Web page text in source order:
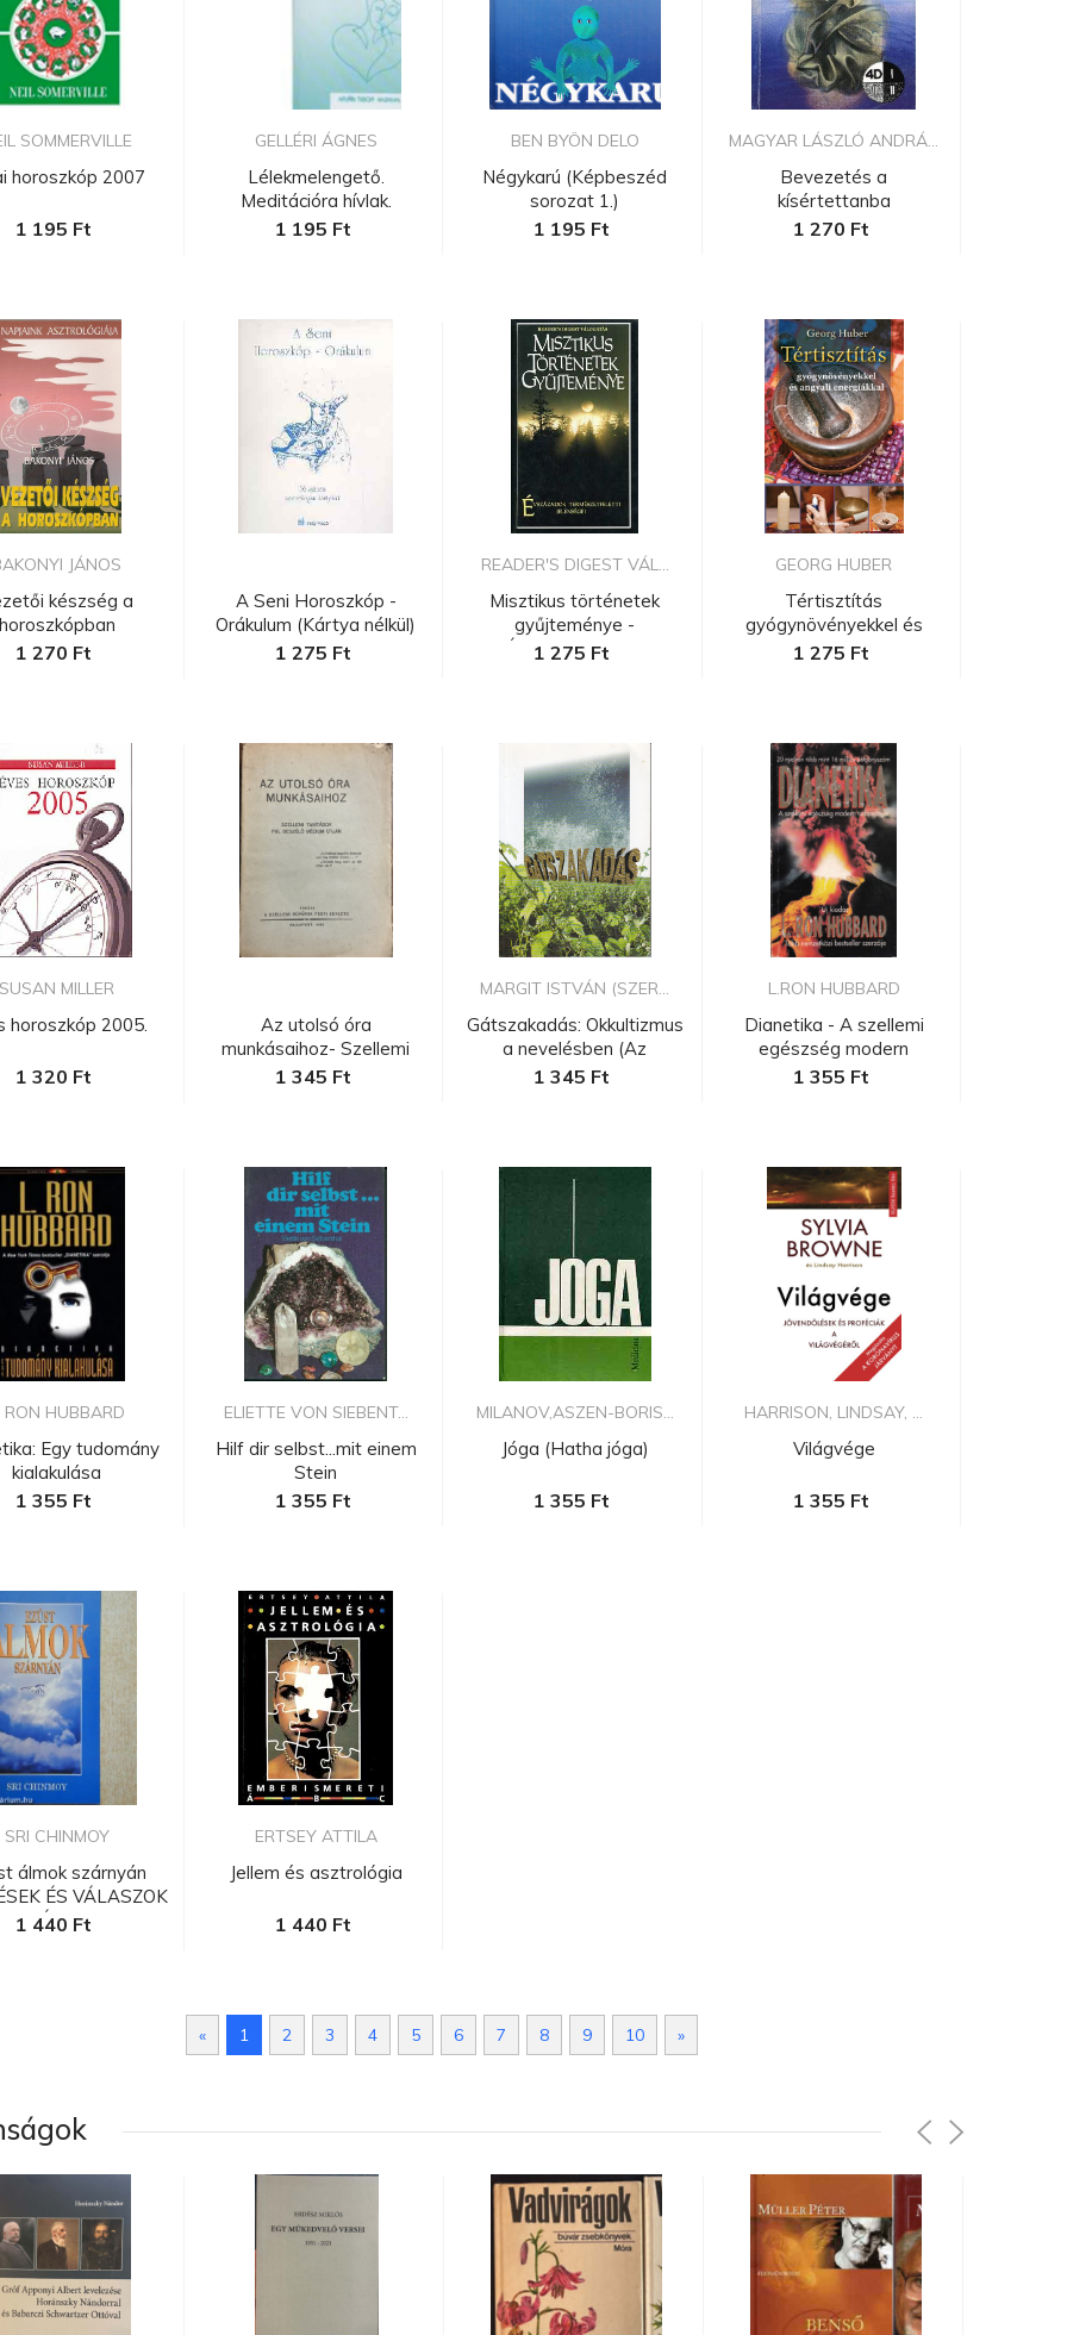
SOMMERVILLE
horoszkóp 2007
1 195 Ft
GELLÉRI ÁGNES
Lélekmelengető.
Meditációra hívlak.
1 195 Ft
BEN BYÖN DELO
Négykarú (Képbeszéd
sorozat 1.)
1 195 Ft
MAGYAR LÁSZLÓ ANDRÁ...
Bevezetés a
kísértettanba
1 270 Ft
JÁNOS
készség a
1 270 Ft
A Seni Horoszkóp -
Orákulum (Kártya nélkül)
1 275 Ft
READER'S DIGEST VÁL...
Misztikus történetek
gyűjteménye -
Évszázadok ter...
1 275 Ft
GEORG HUBER
Tértisztítás
gyógynövényekkel és
angyali energiák...
1 275 Ft
SUSAN MILLER
horoszkóp 2005.
1 320 Ft
Az utolsó óra
munkásaihoz- Szellemi
tanítások Pál...
1 345 Ft
MARGIT ISTVÁN (SZER...
Gátszakadás: Okkultizmus
a nevelésben (Az
előadás...
1 345 Ft
L.RON HUBBARD
Dianetika - A szellemi
egészség modern
tudománya...
1 355 Ft
RON HUBBARD
Egy tudomány
kialakulása
1 355 Ft
ELIETTE VON SIEBENT...
Hilf dir selbst...mit einem
Stein
1 355 Ft
MILANOV,ASZEN-BORIS...
Jóga (Hatha jóga)
1 355 Ft
HARRISON, LINDSAY, ...
Világvége
1 355 Ft
SRI CHINMOY
álmok szárnyán
ÉS VÁLASZOK
AZ ÁLMO...
1 440 Ft
ERTSEY ATTILA
Jellem és asztrológia
1 440 Ft
« 1 2 3 4 5 6 7 8 9 10 »